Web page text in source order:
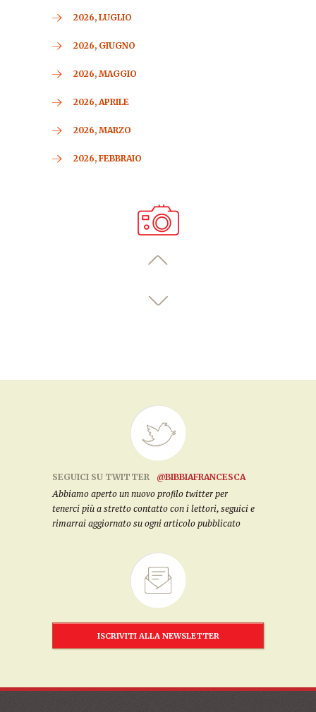
2026, LUGLIO
2026, GIUGNO
2026, MAGGIO
2026, APRILE
2026, MARZO
2026, FEBBRAIO
SEGUICI SU TWITTER
@BIBBIAFRANCESCA
Abbiamo aperto un nuovo profilo twitter per
tenerci più a stretto contatto con i lettori, seguici e
rimarrai aggiornato su ogni articolo pubblicato
ISCRIVITI ALLA NEWSLETTER